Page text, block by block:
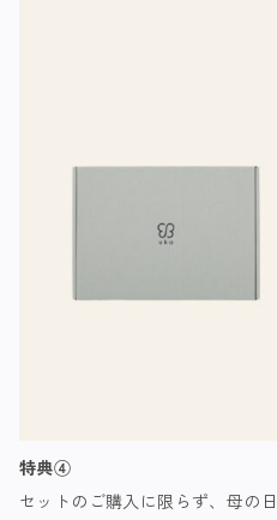
特典④
セット のご購入に限らず、母の日